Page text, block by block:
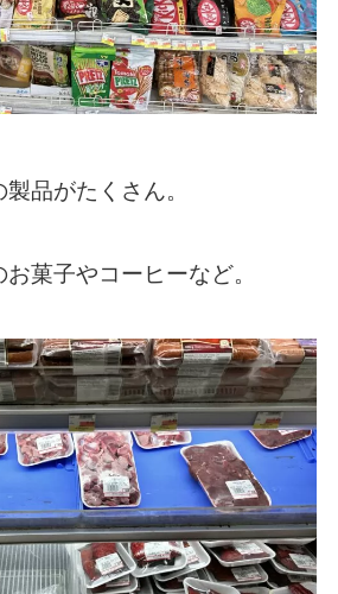
品がたくさん。
菓子やコーヒーなど。